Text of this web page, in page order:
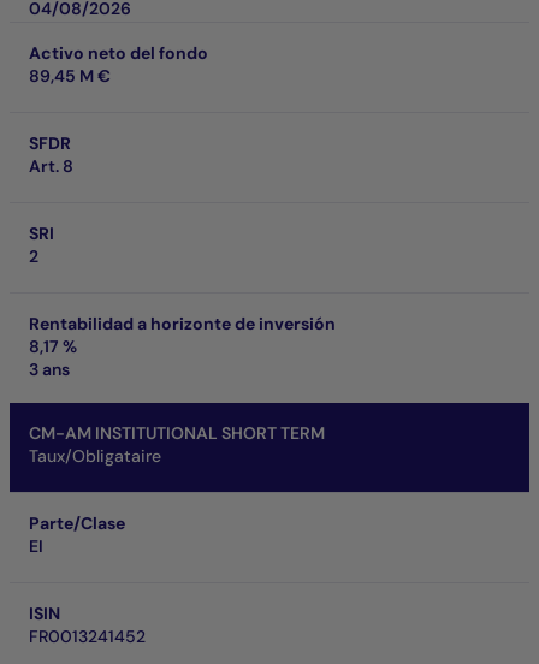
04/08/2026
Activo neto del fondo
89,45 M €
SFDR
Art. 8
SRI
2
Rentabilidad a horizonte de inversión
8,17 %
3 ans
CM-AM INSTITUTIONAL SHORT TERM
Taux/Obligataire
Parte/Clase
EI
ISIN
FR0013241452